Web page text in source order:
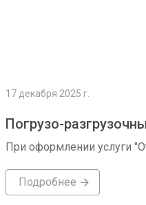
17 декабря 2025 г.
Погрузо-
При оформлении услуги
Подробнее